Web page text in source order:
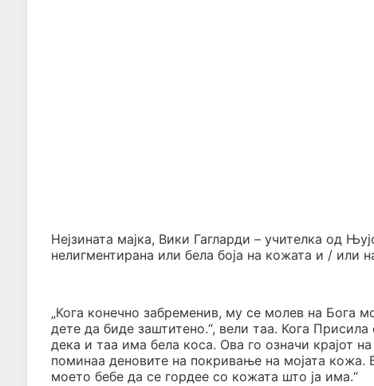
Нејзината мајка, Вики Гагларди – учителка од
нелигментирана или бела боја на кожата и / или
„Кога конечно забременив, му се молев на Бога
дете да биде заштитено.“, вели таа. Кога
дека и таа има бела коса. Ова го означи крајот
поминаа деновите на покривање на мојата кожа.
моето бебе да се гордее со кожата што ја има.“